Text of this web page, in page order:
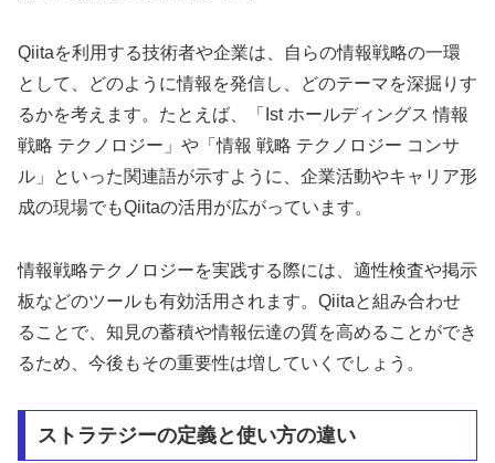
Qiitaを利用する技術者や企業は、自らの情報戦略の一環
として、どのように情報を発信し、どのテーマを深掘りす
るかを考えます。たとえば、「Ist ホールディングス 情報
戦略 テクノロジー」や「情報 戦略 テクノロジー コンサ
ル」といった関連語が示すように、企業活動やキャリア形
成の現場でもQiitaの活用が広がっています。
情報戦略テクノロジーを実践する際には、適性検査や掲示
板などのツールも有効活用されます。Qiitaと組み合わせ
ることで、知見の蓄積や情報伝達の質を高めることができ
るため、今後もその重要性は増していくでしょう。
ストラテジーの定義と使い方の違い